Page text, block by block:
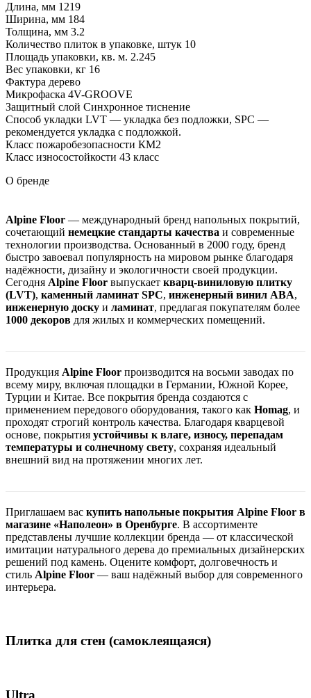
Длина, мм 1219
Ширина, мм 184
Толщина, мм 3.2
Количество плиток в упаковке, штук 10
Площадь упаковки, кв. м. 2.245
Вес упаковки, кг 16
Фактура дерево
Микрофаска 4V-GROOVE
Защитный слой Cинхронное тиснение
Способ укладки LVT — укладка без подложки, SPC —
рекомендуется укладка с подложкой.
Класс пожаробезопасности КМ2
Класс износостойкости 43 класс
О бренде
Alpine Floor — международный бренд напольных покрытий,
сочетающий немецкие стандарты качества и современные
технологии производства. Основанный в 2000 году, бренд
быстро завоевал популярность на мировом рынке благодаря
надёжности, дизайну и экологичности своей продукции.
Сегодня Alpine Floor выпускает кварц-виниловую плитку
(LVT), каменный ламинат SPC, инженерный винил ABA,
инженерную доску и ламинат, предлагая покупателям более
1000 декоров для жилых и коммерческих помещений.
Продукция Alpine Floor производится на восьми заводах по
всему миру, включая площадки в Германии, Южной Корее,
Турции и Китае. Все покрытия бренда создаются с
применением передового оборудования, такого как Homag, и
проходят строгий контроль качества. Благодаря кварцевой
основе, покрытия устойчивы к влаге, износу, перепадам
температуры и солнечному свету, сохраняя идеальный
внешний вид на протяжении многих лет.
Приглашаем вас купить напольные покрытия Alpine Floor в
магазине «Наполеон» в Оренбурге. В ассортименте
представлены лучшие коллекции бренда — от классической
имитации натурального дерева до премиальных дизайнерских
решений под камень. Оцените комфорт, долговечность и
стиль Alpine Floor — ваш надёжный выбор для современного
интерьера.
Плитка для стен (самоклеящаяся)
Ultra